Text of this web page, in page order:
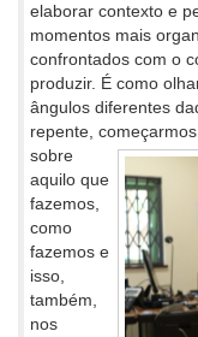
elaborar contexto e
momentos mais
confrontados com o
produzir. É como
ângulos diferentes
repente,
sobre
aquilo que
fazemos,
como
fazemos e
isso,
também,
nos